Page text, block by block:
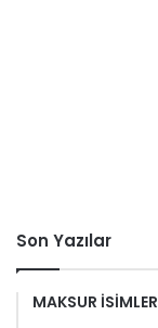
Son Yazılar
MAKSUR